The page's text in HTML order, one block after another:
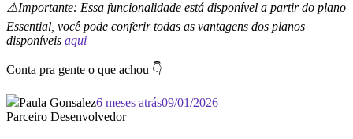
⚠️Importante: Essa funcionalidade está disponível a partir do plano
Essential, você pode conferir todas as vantagens dos planos
disponíveis aqui
Conta pra gente o que achou 👇
Paula Gonsalez6 meses atrás09/01/2026
Parceiro Desenvolvedor